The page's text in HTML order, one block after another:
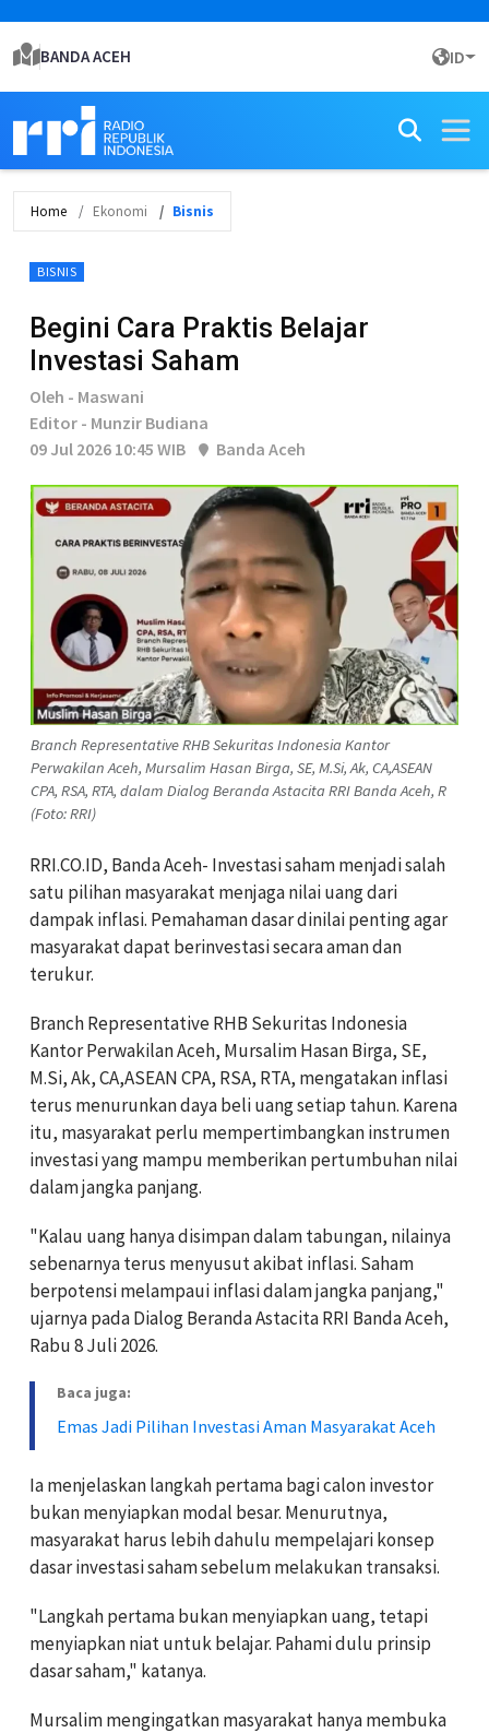
BANDA ACEH ID
Home Ekonomi Bisnis
BISNIS
Begini Cara Praktis Belajar
Investasi Saham
Oleh - Maswani
Editor - Munzir Budiana
09 Jul 2026 10:45 WIB
Banda Aceh
Branch Representative RHB Sekuritas Indonesia Kantor
Perwakilan Aceh, Mursalim Hasan Birga, SE, M.Si, Ak, CA,ASEAN
CPA, RSA, RTA, dalam Dialog Beranda Astacita RRI Banda Aceh, R
(Foto: RRI)
RRI.CO.ID, Banda Aceh- Investasi saham menjadi salah
satu pilihan masyarakat menjaga nilai uang dari
dampak inflasi. Pemahaman dasar dinilai penting agar
masyarakat dapat berinvestasi secara aman dan
terukur.
Branch Representative RHB Sekuritas Indonesia
Kantor Perwakilan Aceh, Mursalim Hasan Birga, SE,
M.Si, Ak, CA,ASEAN CPA, RSA, RTA, mengatakan inflasi
terus menurunkan daya beli uang setiap tahun. Karena
itu, masyarakat perlu mempertimbangkan instrumen
investasi yang mampu memberikan pertumbuhan nilai
dalam jangka panjang.
"Kalau uang hanya disimpan dalam tabungan, nilainya
sebenarnya terus menyusut akibat inflasi. Saham
berpotensi melampaui inflasi dalam jangka panjang,"
ujarnya pada Dialog Beranda Astacita RRI Banda Aceh,
Rabu 8 Juli 2026.
Baca juga:
Emas Jadi Pilihan Investasi Aman Masyarakat Aceh
Ia menjelaskan langkah pertama bagi calon investor
bukan menyiapkan modal besar. Menurutnya,
masyarakat harus lebih dahulu mempelajari konsep
dasar investasi saham sebelum melakukan transaksi.
"Langkah pertama bukan menyiapkan uang, tetapi
menyiapkan niat untuk belajar. Pahami dulu prinsip
dasar saham," katanya.
Mursalim mengingatkan masyarakat hanya membuka